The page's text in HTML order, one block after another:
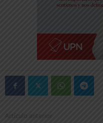
Artículo anterior